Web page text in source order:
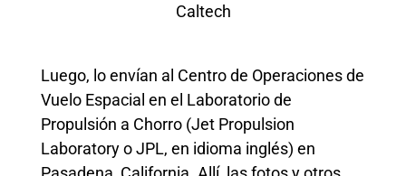
Caltech
Luego, lo envían al Centro de Operaciones de
Vuelo Espacial en el Laboratorio de
Propulsión a Chorro (Jet Propulsion
Laboratory o JPL, en idioma inglés) en